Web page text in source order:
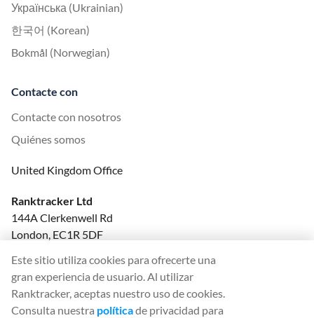
Українська (Ukrainian)
한국어 (Korean)
Bokmål (Norwegian)
Contacte con
Contacte con nosotros
Quiénes somos
United Kingdom Office
Ranktracker Ltd
144A Clerkenwell Rd
London, EC1R 5DF
felix@ranktracker.com
Este sitio utiliza cookies para ofrecerte una
gran experiencia de usuario. Al utilizar
Ranktracker, aceptas nuestro uso de cookies.
Consulta nuestra políticade privacidad para